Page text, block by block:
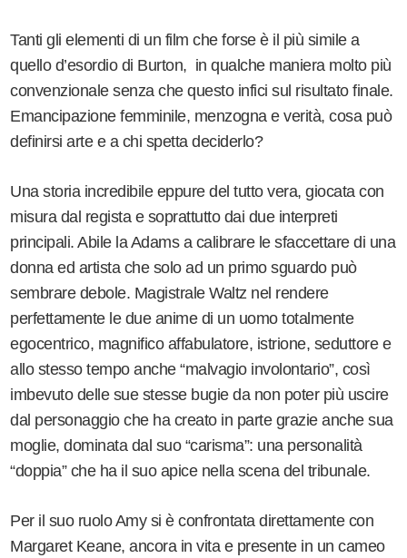
Tanti gli elementi di un film che forse è il più simile a
quello d’esordio di Burton, in qualche maniera molto più
convenzionale senza che questo infici sul risultato finale.
Emancipazione femminile, menzogna e verità, cosa può
definirsi arte e a chi spetta deciderlo?
Una storia incredibile eppure del tutto vera, giocata con
misura dal regista e soprattutto dai due interpreti
principali. Abile la Adams a calibrare le sfaccettare di una
donna ed artista che solo ad un primo sguardo può
sembrare debole. Magistrale Waltz nel rendere
perfettamente le due anime di un uomo totalmente
egocentrico, magnifico affabulatore, istrione, seduttore e
allo stesso tempo anche “malvagio involontario”, così
imbevuto delle sue stesse bugie da non poter più uscire
dal personaggio che ha creato in parte grazie anche sua
moglie, dominata dal suo “carisma”: una personalità
“doppia” che ha il suo apice nella scena del tribunale.
Per il suo ruolo Amy si è confrontata direttamente con
Margaret Keane, ancora in vita e presente in un cameo